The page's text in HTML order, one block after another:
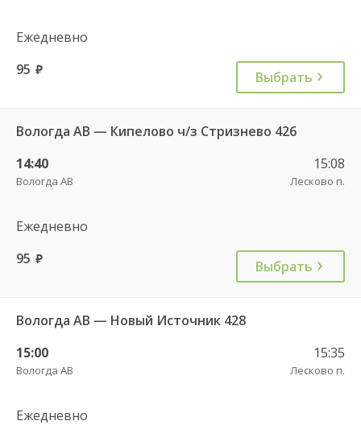
Ежедневно
95 руб. Выбрать
Вологда АВ — Кипелово ч/з Стризнево 426
14:40
Вологда АВ
15:08
Лесково п.
Ежедневно
95 руб. Выбрать
Вологда АВ — Новый Источник 428
15:00
Вологда АВ
15:35
Лесково п.
Ежедневно